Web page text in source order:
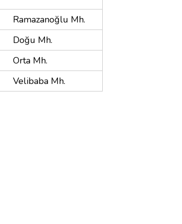
Ramazanoğlu Mh.
Doğu Mh.
Orta Mh.
Velibaba Mh.